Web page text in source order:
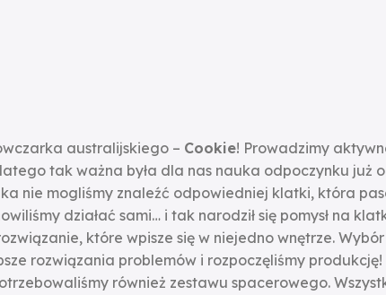
australijskiego – Cookie! Prowadzimy
tak ważna była dla nas nauka odpoczynku już
nie mogliśmy znaleźć odpowiedniej klatki, która
działać sami… i tak narodził się pomysł na
które wpisze się w niejedno wnętrze.
rozwiązania problemów i rozpoczęliśmy produkcję!
również zestawu spacerowego.